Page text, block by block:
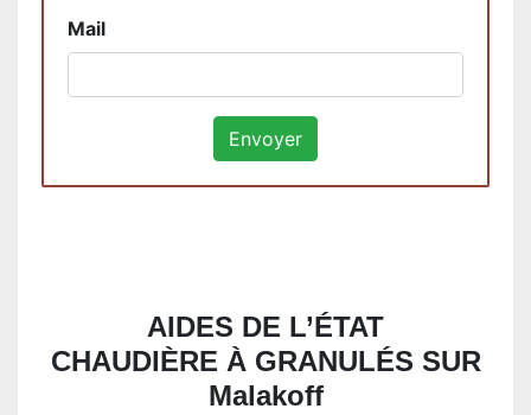
Mail
AIDES DE L’ÉTAT
CHAUDIÈRE À GRANULÉS SUR
Malakoff